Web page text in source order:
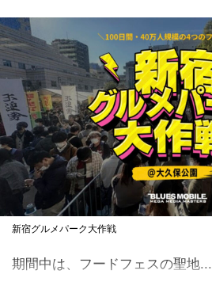
新宿グルメパーク大作戦
期間中は、フードフェスの聖地...